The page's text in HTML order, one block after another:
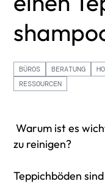
BÜROS BERATUNG
RESSOURCEN
Warum ist es
zu reinigen?
Teppichböden